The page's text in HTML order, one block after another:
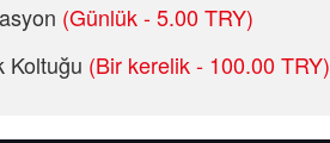
(Günlük - 5.00 TRY)
Koltuğu (Bir kerelik - 100.00 TRY)